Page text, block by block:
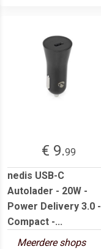
€ 9.99
nedis USB-C
Autolader - 20W -
Power Delivery 3.0 -
Compact -...
Meerdere shops